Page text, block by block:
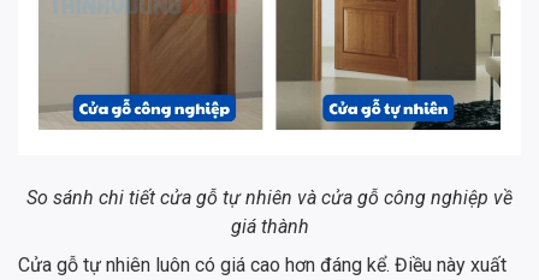
So sánh chi tiết cửa gỗ tự nhiên và cửa gỗ công nghiệp về
giá thành
Cửa gỗ tự nhiên luôn có giá cao hơn đáng kể. Điều này xuất